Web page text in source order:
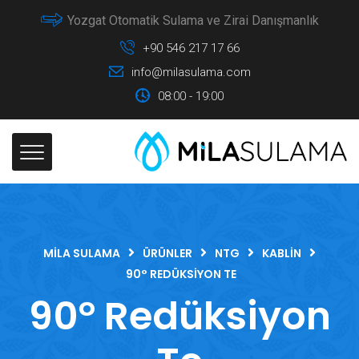
Yozgat Otomatik Sulama ve Zirai Danışmanlık
+90 546 217 17 66
info@milasulama.com
08:00 - 19:00
MILA SULAMA ÜRÜNLER NTG
KABLIN
90° REDÜKSIYON TE
90° Redüksiyon